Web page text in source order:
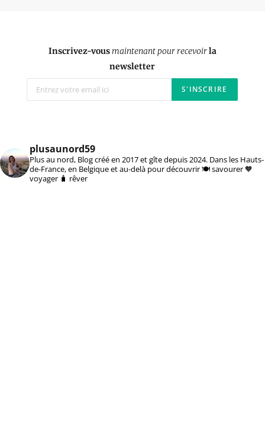
Inscrivez-vousmaintenant pour recevoirla
newsletter
plusaunord59
Plus au nord, Blog créé en 2017 et gîte depuis 2024. Dans les Hauts-
de-France, en Belgique et au-delà pour découvrir 🍽️ savourer 🧡
voyager 🧳 rêver